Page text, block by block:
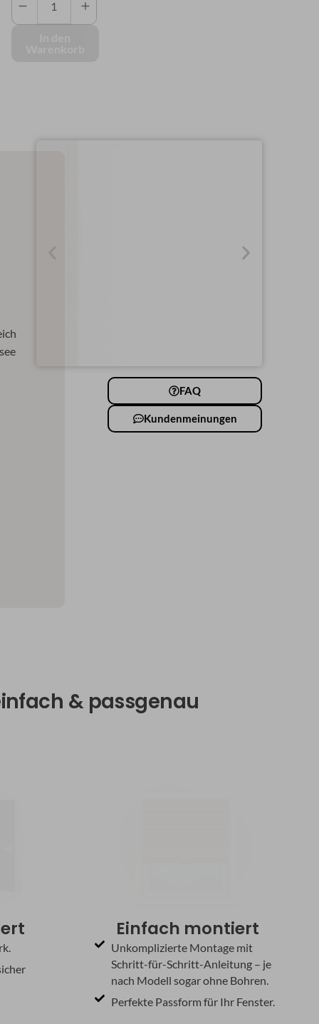
Plissee
FAQ
Kundenmeinungen
& passgenau
Einfach montiert
Unkomplizierte Montage mit
Schritt-für-Schritt-Anleitung – je
nach Modell sogar ohne Bohren.
Perfekte Passform für Ihr Fenster.